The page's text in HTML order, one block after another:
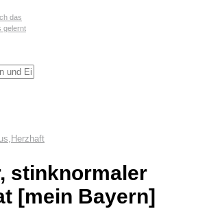
das
gelernt
, Herzhaft
stinknormaler
[mein Bayern]